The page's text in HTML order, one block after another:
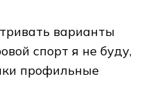
варианты
спорт я не буду,
профильные